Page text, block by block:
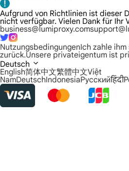
Aufgrund von Richtlinien ist dieser
nicht verfügbar. Vielen Dank für Ihr
business@lumiproxy.com
NutzungsbedingungenIch zahle
zurück.Unsere privateigentum ist
Deutsch
English简体中文繁體中文Việt
NamDeutschIndonesiaРусскийहिंदी